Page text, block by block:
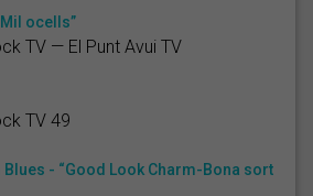
ocells”
TV — El Punt Avui TV
TV 49
Blues - “Good Look Charm-Bona sort